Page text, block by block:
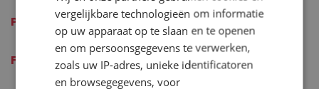
Papieren turflijst van de Meet Mee app
F otogidsen met rivier- en strandafval.
vergelijkbare technologieën om informatie
op uw apparaat op te slaan en te openen
en om persoonsgegevens te verwerken,
zoals uw IP-adres, unieke identificatoren
en browsegegevens, voor